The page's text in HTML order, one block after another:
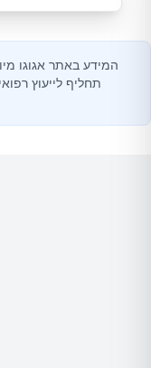
המידע באתר אגוגו
תחליף לייעוץ